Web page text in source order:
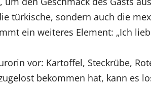
türkische, sondern auch die
ein weiteres Element: „Ich
vor: Kartoffel, Steckrübe,
bekommen hat, kann es